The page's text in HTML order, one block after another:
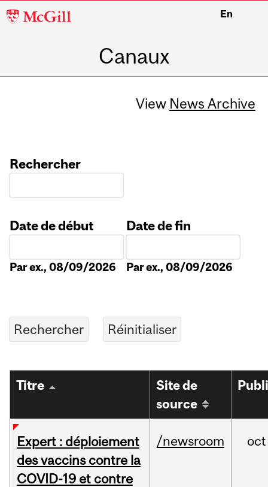
McGill
En
Canaux
View News Archive
Rechercher
Date de début
Par ex., 08/09/2026
Date de fin
Par ex., 08/09/2026
Titre
Site de
source
Expert : déploiement
des vaccins contre la
COVID-19 et contre
/newsroom oct